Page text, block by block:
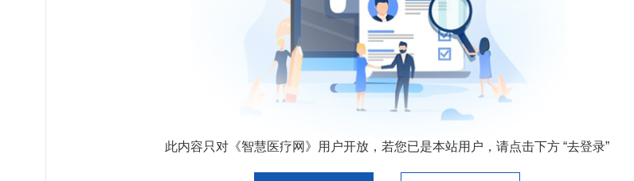
此内容只对《智慧医疗网》用户开放，若您已是本站用户，请点击下方 “去登录”